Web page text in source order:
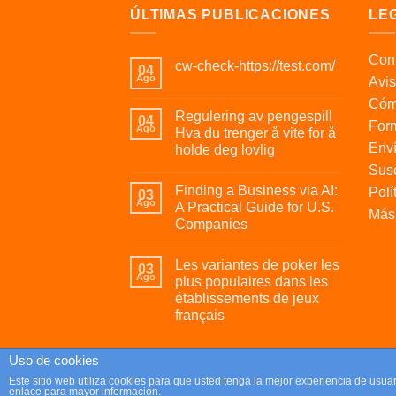
ÚLTIMAS PUBLICACIONES
04
Ago
cw-check-https://test.com/
04
Ago
Regulering av pengespill
Hva du trenger å vite for å
holde deg lovlig
03
Ago
Finding a Business via AI:
A Practical Guide for U.S.
Companies
03
Ago
Les variantes de poker les
plus populaires dans les
établissements de jeux
français
Copyright 2026 ©Parafrikis.com
Uso de cookies
Este sitio web utiliza cookies para que usted tenga la mejor experiencia de
enlace para mayor información.